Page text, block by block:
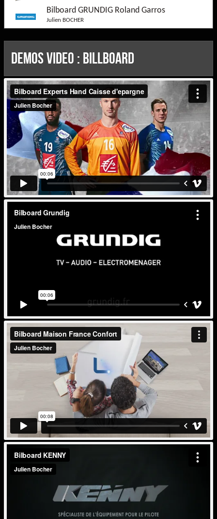
Bilboard GRUNDIG Roland Garros
Julien BOCHER
DEMOS Video : Billboard